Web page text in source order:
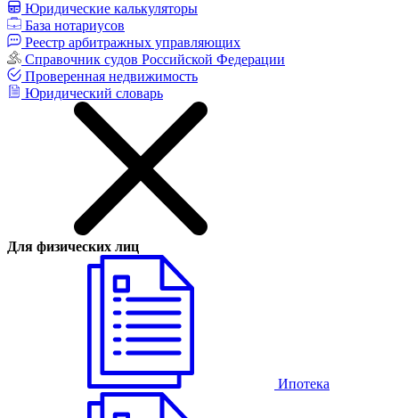
Юридические калькуляторы
База нотариусов
Реестр арбитражных управляющих
Справочник судов Российской Федерации
Проверенная недвижимость
Юридический словарь
Для физических лиц
Ипотека